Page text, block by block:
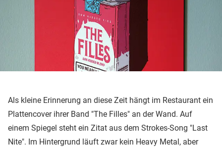
Als kleine Erinnerung an diese Zeit hängt im Restaurant ein
Plattencover ihrer Band "The Filles" an der Wand. Auf
einem Spiegel steht ein Zitat aus dem Strokes-Song "Last
Nite". Im Hintergrund läuft zwar kein Heavy Metal, aber